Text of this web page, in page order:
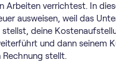
Arbeiten verrichtest. In
ausweisen, weil das
stellst, deine
und dann seinem
Rechnung stellt.